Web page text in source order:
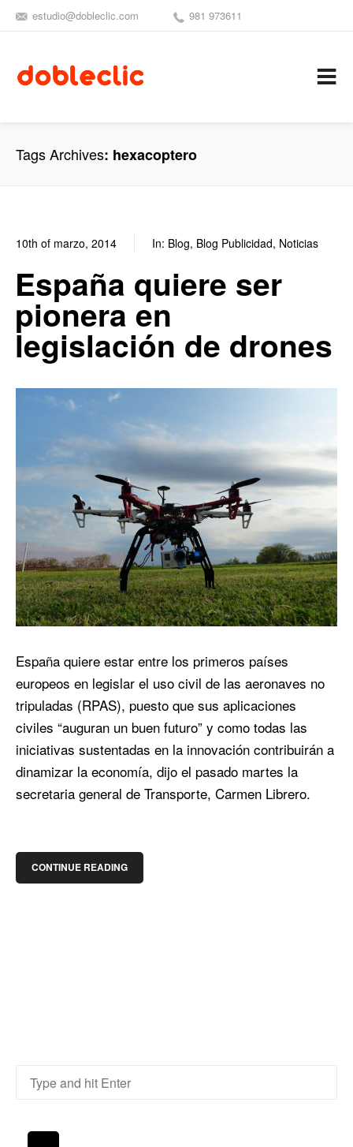
estudio@dobleclic.com 981 973611
Tags Archives hexacoptero
10th of marzo, 2014 In: Blog, Blog Publicidad, Noticias
España quiere ser
pionera en
legislación de drones
España quiere estar entre los primeros países
europeos en legislar el uso civil de las aeronaves no
tripuladas (RPAS), puesto que sus aplicaciones
civiles “auguran un buen futuro” y como todas las
iniciativas sustentadas en la innovación contribuirán a
dinamizar la economía, dijo el pasado martes la
secretaria general de Transporte, Carmen Librero.
CONTINUE READING